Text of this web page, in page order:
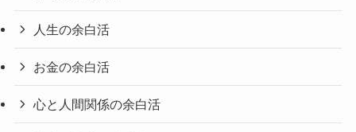
人生の余白活
お金の余白活
心と人間関係の余白活